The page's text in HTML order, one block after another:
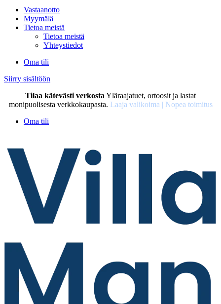
Vastaanotto
Myymälä
Tietoa meistä
Tietoa meistä
Yhteystiedot
Oma tili
Siirry sisältöön
Tilaa kätevästi verkosta Yläraajatuet, ortoosit ja lastat
monipuolisesta verkkokaupasta. Laaja valikoima | Nopea toimitus
Oma tili